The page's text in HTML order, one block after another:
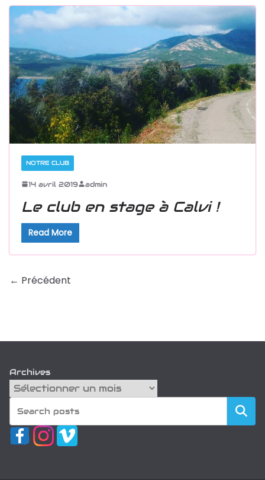
NOTRE CLUB
14 avril 2019 admin
Le club en stage à Calvi !
Read More
← Précédent
Archives